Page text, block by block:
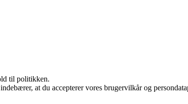
til politikken.
at du accepterer vores brugervilkår og